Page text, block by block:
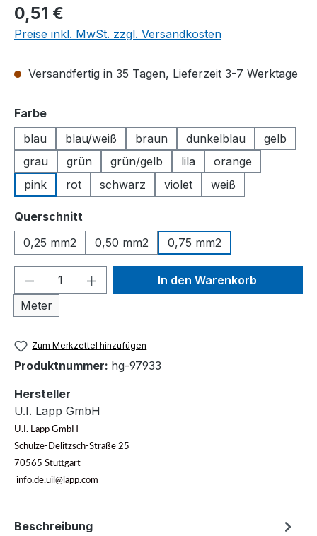
Regulärer Preis:
0,51 €
Preise inkl. MwSt. zzgl. Versandkosten
Versandfertig in 35 Tagen, Lieferzeit 3-7 Werktage
Farbeauswählen
blau
blau/weiß braun dunkelblau
gelb
grau
grün grün/gelb lila
orange
pink
rot schwarz violet weiß
Querschnitt
0,25 mm2
0,50 mm2 0,75 mm2
Produkt Anzahl: Gib den
Meter
In den Warenkorb
Zum Merkzettel hinzufügen
Produktnummer: hg-97933
Hersteller
U.I. Lapp GmbH
U.I. Lapp GmbH
Schulze-Delitzsch-Straße 25
70565 Stuttgart
info.de.uil@lapp.com
Beschreibung